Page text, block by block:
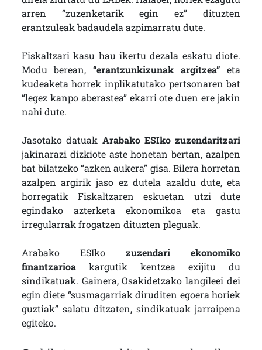
arren “zuzenketarik egin ez” dituzten
erantzuleak badaudela azpimarratu dute.
Fiskaltzari kasu hau ikertu dezala eskatu diote.
Modu berean, “erantzunkizunak argitzea” eta
kudeaketa horrek inplikatutako pertsonaren bat
“legez kanpo aberastea” ekarri ote duen ere jakin
nahi dute.
Jasotako datuak Arabako ESIko zuzendaritzari
jakinarazi dizkiote aste honetan bertan, azalpen
bat bilatzeko “azken aukera” gisa. Bilera horretan
azalpen argirik jaso ez dutela azaldu dute, eta
horregatik Fiskaltzaren eskuetan utzi dute
egindako azterketa ekonomikoa eta gastu
irregularrak frogatzen dituzten pleguak.
Arabako ESIkozuzendari ekonomiko
finantzarioakargutik kentzea exijitu du
sindikatuak. Gainera, Osakidetzako langileei dei
egin diete “susmagarriak diruditen egoera horiek
guztiak” salatu ditzaten, sindikatuak jarraipena
egiteko.